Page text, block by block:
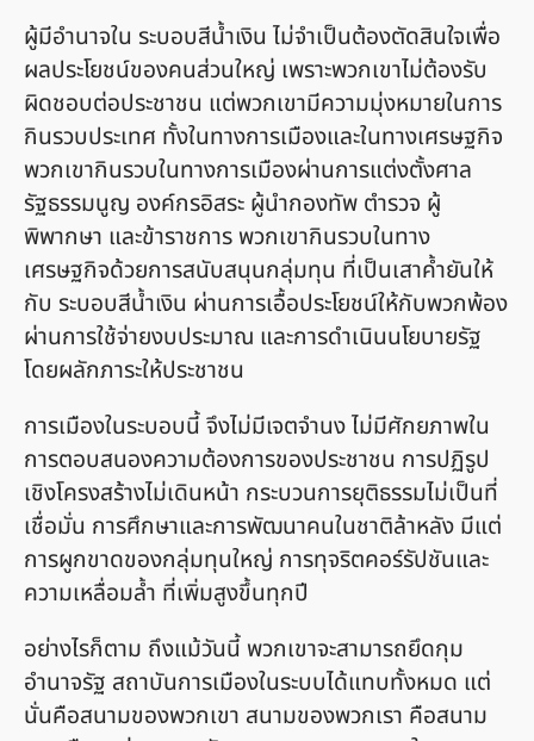
ผู้มีอำนาจใน ระบอบสีน้ำเงิน ไม่จำเป็นต้องตัดสินใจเพื่อ
ผลประโยชน์ของคนส่วนใหญ่ เพราะพวกเขาไม่ต้องรับ
ผิดชอบต่อประชาชน แต่พวกเขามีความมุ่งหมายในการ
กินรวบประเทศ ทั้งในทางการเมืองและในทางเศรษฐกิจ
พวกเขากินรวบในทางการเมืองผ่านการแต่งตั้งศาล
รัฐธรรมนูญ องค์กรอิสระ ผู้นำกองทัพ ตำรวจ ผู้
พิพากษา และข้าราชการ พวกเขากินรวบในทาง
เศรษฐกิจด้วยการสนับสนุนกลุ่มทุน ที่เป็นเสาค้ำยันให้
กับ ระบอบสีน้ำเงิน ผ่านการเอื้อประโยชน์ให้กับพวกพ้อง
ผ่านการใช้จ่ายงบประมาณ และการดำเนินนโยบายรัฐ
โดยผลักภาระให้ประชาชน
การเมืองในระบอบนี้ จึงไม่มีเจตจำนง ไม่มีศักยภาพใน
การตอบสนองความต้องการของประชาชน การปฏิรูป
เชิงโครงสร้างไม่เดินหน้า กระบวนการยุติธรรมไม่เป็นที่
เชื่อมั่น การศึกษาและการพัฒนาคนในชาติล้าหลัง มีแต่
การผูกขาดของกลุ่มทุนใหญ่ การทุจริตคอร์รัปชันและ
ความเหลื่อมล้ำ ที่เพิ่มสูงขึ้นทุกปี
อย่างไรก็ตาม ถึงแม้วันนี้ พวกเขาจะสามารถยึดกุม
อำนาจรัฐ สถาบันการเมืองในระบบได้แทบทั้งหมด แต่
นั่นคือสนามของพวกเขา สนามของพวกเรา คือสนาม